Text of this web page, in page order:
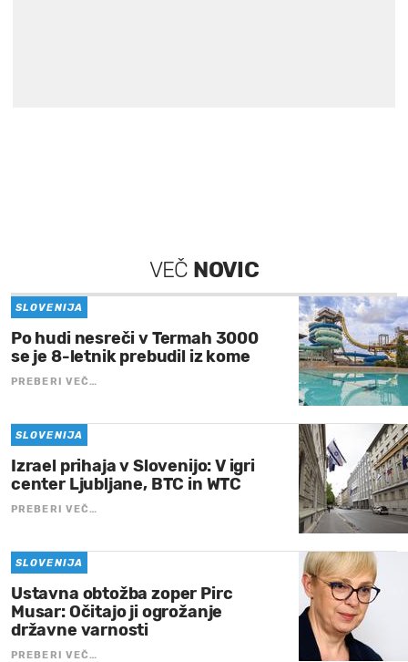
VEČ NOVIC
SLOVENIJA
Po hudi nesreči v Termah 3000
se je 8-letnik prebudil iz kome
PREBERI VEČ…
SLOVENIJA
Izrael prihaja v Slovenijo: V igri
center Ljubljane, BTC in WTC
PREBERI VEČ…
SLOVENIJA
Ustavna obtožba zoper Pirc
Musar: Očitajo ji ogrožanje
državne varnosti
PREBERI VEČ…